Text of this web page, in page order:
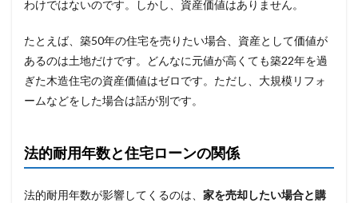
わけではないのです。しかし、資産価値はありません。
たとえば、築50年の住宅を売りたい場合、資産として価値が
あるのは土地だけです。どんなに元値が高くても築22年を過
ぎた木造住宅の資産価値はゼロです。ただし、大規模リフォ
ームなどをした場合は話が別です。
法的耐用年数と住宅ローンの関係
法的耐用年数が影響してくるのは、 家を売却したい場合と購